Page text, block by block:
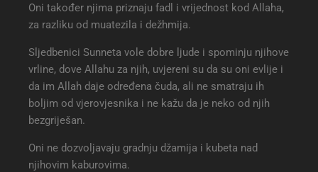
Oni također njima priznaju fadl i vrijednost kod Allaha,
za razliku od muatezila i dežhmija.
Sljedbenici Sunneta vole dobre ljude i spominju njihove
vrline, dove Allahu za njih, uvjereni su da su oni evlije i
da im Allah daje određena čuda, ali ne smatraju ih
boljim od vjerovjesnika i ne kažu da je neko od njih
bezgriješan.
Oni ne dozvoljavaju gradnju džamija i kubeta nad
njihovim kaburovima.